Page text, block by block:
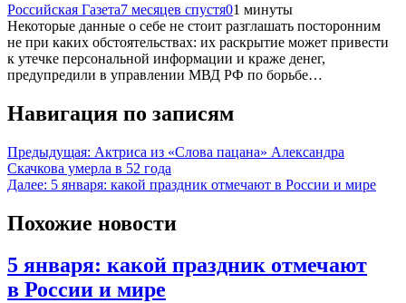
Российская Газета7 месяцев спустя01 минуты
Некоторые данные о себе не стоит разглашать посторонним
не при каких обстоятельствах: их раскрытие может привести
к утечке персональной информации и краже денег,
предупредили в управлении МВД РФ по борьбе…
Навигация по записям
Предыдущая: Актриса из «Слова пацана» Александра
Скачкова умерла в 52 года
Далее: 5 января: какой праздник отмечают в России и мире
Похожие новости
5 января: какой праздник отмечают
в России и мире